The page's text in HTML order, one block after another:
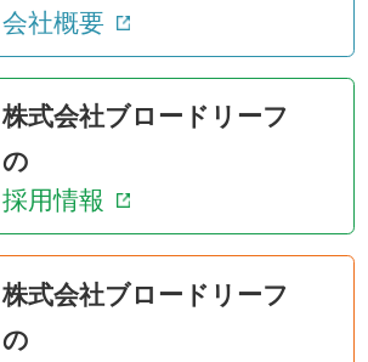
会社概要
株式会社ブロードリーフ
の
採用情報
株式会社ブロードリーフ
の